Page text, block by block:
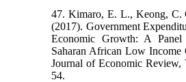
47. Kimaro, E. L., Keong, C.
(2017). Government
Economic Growth: A
Saharan African Low Income
Journal of Economic
54.